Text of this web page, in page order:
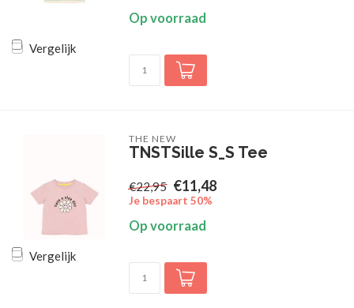
Vergelijk
Op voorraad
Vergelijk
THE NEW
TNSTSille S_S Tee
€22,95 €11,48
Je bespaart 50%
Op voorraad